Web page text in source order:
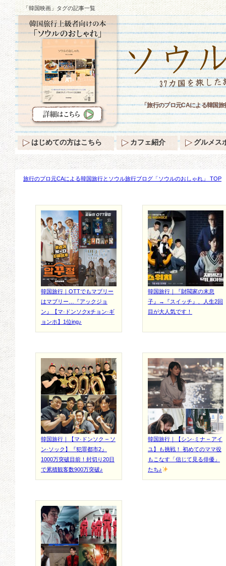
「韓国映画」タグの記事一覧
旅行のプロ元CAによる韓国旅行とソウル旅行ブログ「ソウルのおしゃれ」 TOP
韓国旅行｜OTTでもマブリー
はマブリー…『アックジョ
ン』【マ·ドンソクxチョン·ギ
ョンホ】1位ing♪
韓国旅行｜『財閥家の末息
子』→『スイッチ』、人生2回
目が大人気です！
韓国旅行｜【マ·ドンソク – ソ
ン·ソック】『犯罪都市2』
1000万突破目前！封切り20日
で累積観客数900万突破♪
韓国旅行｜【シン·ミナ – アイ
ユ】も挑戦！ 初めてのママ役
もこなす「信じて見る俳優」
たち♪
「旅行のプロ元CAによる韓国
はじめての方はこちら カフェ紹介 グルメス